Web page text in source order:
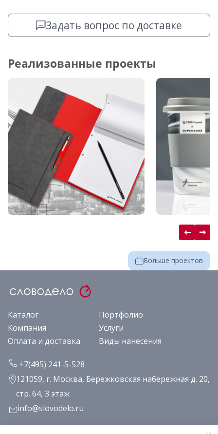
Задать вопрос по доставке
Реализованные проекты
Больше проектов
Каталог
Портфолио
Компания
Услуги
Оплата и доставка
Виды нанесения
+7(495) 241-5-528
121059, г. Москва, Бережковская набережная д. 20,
стр. 64, 3 этаж
info@slovodelo.ru